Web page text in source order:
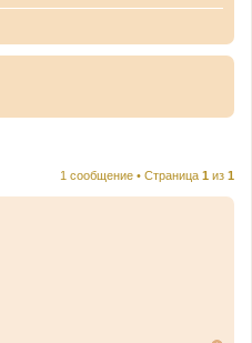
1 сообщение • Страница 1 из 1